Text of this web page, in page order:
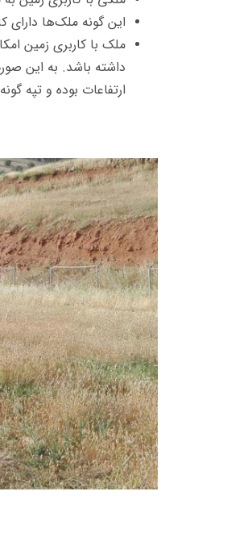
این گونه ملک‌ها دارای
ملک با کاربری زمین
داشته باشد. به این
ارتفاعات بوده و تپه